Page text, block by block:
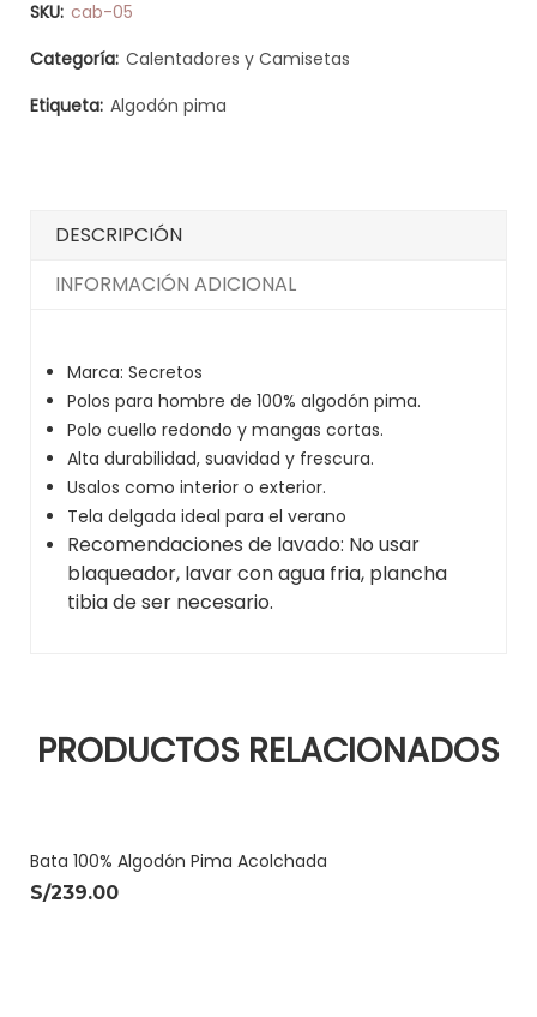
SKU: cab-05
Categoría: Calentadores y Camisetas
Etiqueta: Algodón pima
DESCRIPCIÓN
INFORMACIÓN ADICIONAL
Marca: Secretos
Polos para hombre de 100% algodón pima.
Polo cuello redondo y mangas cortas.
Alta durabilidad, suavidad y frescura.
Usalos como interior o exterior.
Tela delgada ideal para el verano
Recomendaciones de lavado: No usar
blaqueador, lavar con agua fria, plancha
tibia de ser necesario.
PRODUCTOS RELACIONADOS
Bata 100% Algodón Pima Acolchada
S/239.00